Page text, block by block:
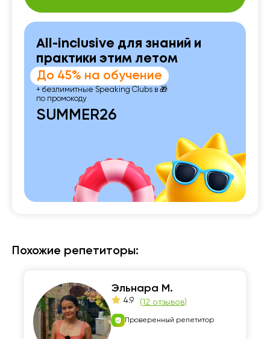
All-inclusive для знаний и
практики этим летом
До 45% на обучение
+ безлимитные Speaking Clubs в 🎁
по промокоду
SUMMER26
Похожие репетиторы:
Эльнара М.
4.9 (12 отзывов)
Проверенный репетитор